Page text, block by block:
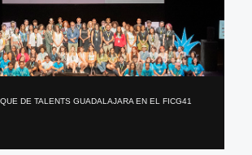
DE TALENTS GUADALAJARA EN EL FICG41